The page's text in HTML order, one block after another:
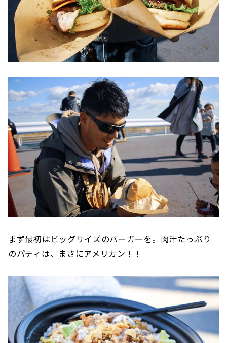
まず最初はビッグサイズのバーガーを。肉汁たっぷり
のパティは、まさにアメリカン！！